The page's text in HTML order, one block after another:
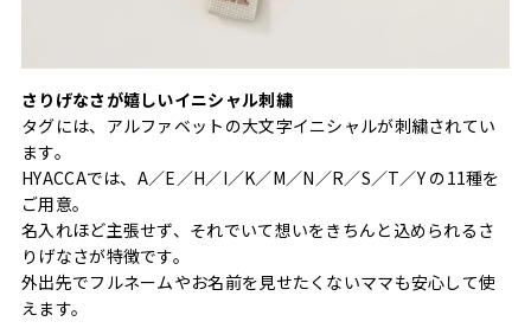
さりげなさが嬉しいイニシャル刺繍
タグには、アルファベットの大文字イニシャルが刺繍されてい
ます。
HYACCAでは、A／E／H／I／K／M／N／R／S／T／Y の11種を
ご用意。
名入れほど主張せず、それでいて想いをきちんと込められるさ
りげなさが特徴です。
外出先でフルネームやお名前を見せたくないママも安心して使
えます。